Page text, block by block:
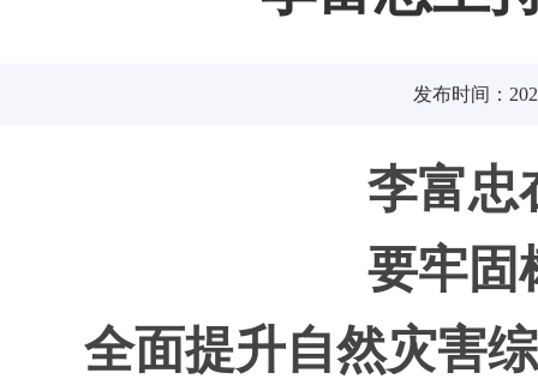
发布时间：
李富忠
要牢固
全面提升自然灾害